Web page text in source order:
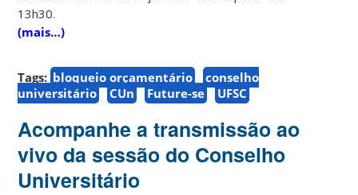
13h30.
(mais…)
Tags: bloqueio orçamentário
conselho
universitário
CUn Future-se UFSC
Acompanhe a transmissão ao
vivo da sessão do Conselho
Universitário